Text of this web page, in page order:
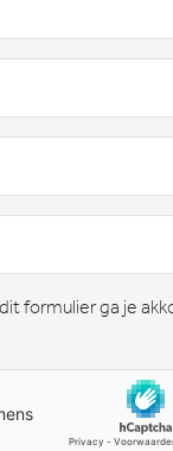
formulier ga je